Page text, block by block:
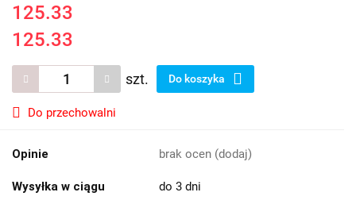
125.33
125.33
szt. Do koszyka
Do przechowalni
Opinie brak ocen (dodaj)
Wysyłka w ciągu do 3 dni